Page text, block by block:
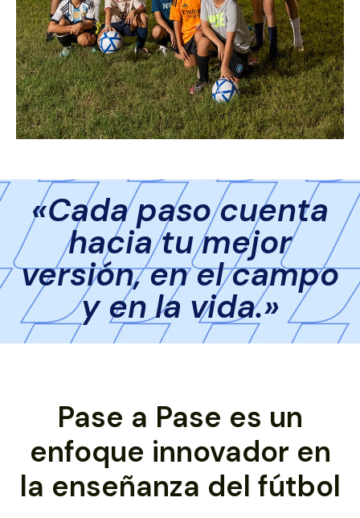
«Cada paso cuenta
hacia tu mejor
versión, en el campo
y en la vida.»
Pase a Pase es un
enfoque innovador en
la enseñanza del fútbol